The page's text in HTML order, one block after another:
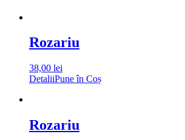
Rozariu
38,00 lei
DetaliiPune în Coș
Rozariu